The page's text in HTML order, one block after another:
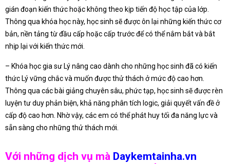
gián đoạn kiến thức hoặc không theo kịp tiến độ học tập của lớp.
Thông qua khóa học này, học sinh sẽ được ôn lại những kiến thức cơ
bản, nền tảng từ đầu cấp hoặc cấp trước để có thể nắm bắt và bắt
nhịp lại với kiến thức mới.
– Khóa học gia sư Lý nâng cao dành cho những học sinh đã có kiến
thức Lý vững chắc và muốn được thử thách ở mức độ cao hơn.
Thông qua các bài giảng chuyên sâu, phức tạp, học sinh sẽ được rèn
luyện tư duy phản biện, khả năng phân tích logic, giải quyết vấn đề ở
cấp độ cao hơn. Nhờ vậy, các em có thể phát huy tối đa năng lực và
sẵn sàng cho những thử thách mới.
Với những dịch vụ mà Daykemtainha.vn